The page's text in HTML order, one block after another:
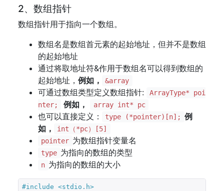
2、数组指针
数组指针用于指向一个数组。
数组名是数组首元素的起始地址，但并不是数组
的起始地址
通过将取地址符&作用于数组名可以得到数组的
起始地址， 例如， &array
可通过数组类型定义数组指针:
ArrayType* poi
nter;
例如， array int* pc
也可以直接定义： type (*pointer)[n]; 例
如，
int（*pc）[5]
pointer 为数组指针变量名
type 为指向的数组的类型
n 为指向的数组的大小
#include <stdio.h>